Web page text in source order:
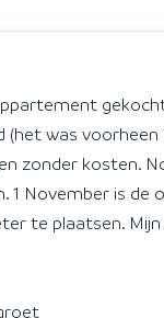
(het was
zonder kosten.
1 November is de
te plaatsen.